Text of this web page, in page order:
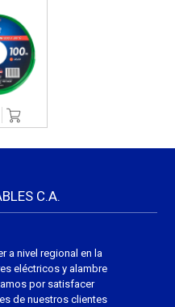
C.A.
a nivel regional en la
eléctricos y alambre
por satisfacer
de nuestros clientes